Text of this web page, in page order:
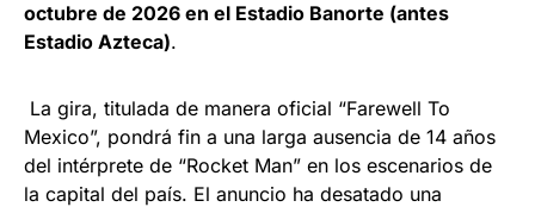
octubre de 2026 en el Estadio Banorte (antes
Estadio Azteca).
La gira, titulada de manera oficial “Farewell To
Mexico”, pondrá fin a una larga ausencia de 14 años
del intérprete de “Rocket Man” en los escenarios de
la capital del país. El anuncio ha desatado una